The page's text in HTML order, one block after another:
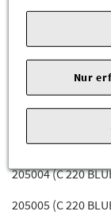
205000 (C 180 D)
205001 (C 200 D)
205002 (C 220 CDI
205003 (C 220
205004 (C 220
205005 (C 220
Nur